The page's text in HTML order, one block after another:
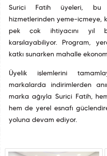
Suriçi Fatih üyeleri, bu
hizmetlerinden yeme–içmeye,
pek çok ihtiyacını yıl
karşılayabiliyor. Program,
katkı sunarken mahalle
Üyelik işlemlerini
markalarda indirimlerden
marka ağıyla Suriçi Fatih,
hem de yerel esnafı
yoluna devam ediyor.